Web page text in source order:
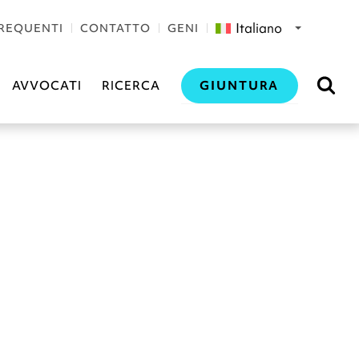
CONTATTO GENI Italiano
AVVOCATI RICERCA GIUNTURA